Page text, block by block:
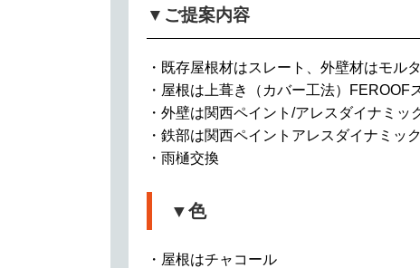
▼ご提案内容
・既存屋根材はスレート、外壁材はモル
・屋根は上葺き（カバー工法）FEROOF
・外壁は関西ペイント/アレスダイナミッ
・鉄部は関西ペイントアレスダイナミ
・雨樋交換
▼色
・屋根はチャコール